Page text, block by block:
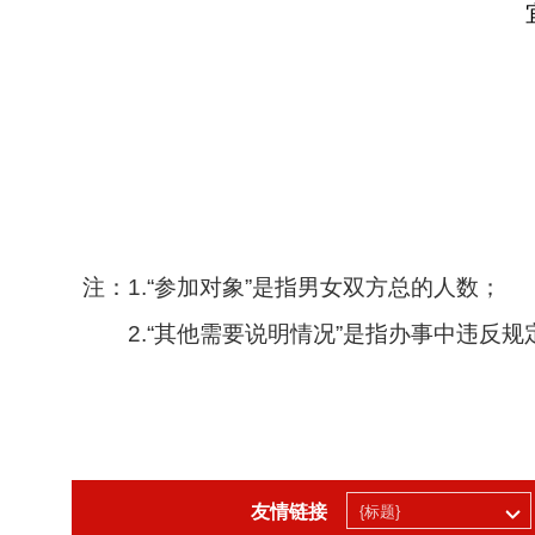
注： 1.“参加对象”是指男女双方总的人数；
2.“其他需要说明情况”是指办事中违反规
友情链接 {标题}